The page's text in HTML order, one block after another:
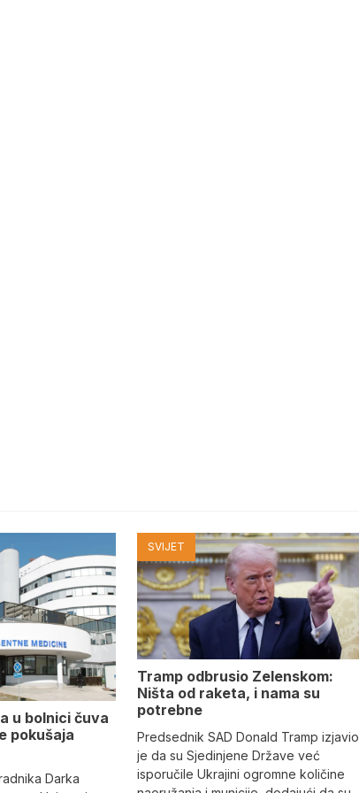
u bolnici čuva
pokušaja
Darka
SVIJET
Tramp odbrusio Zelenskom:
Ništa od raketa, i nama su
potrebne
Predsednik SAD Donald Tramp izjavio
je da su Sjedinjene Države već
isporučile Ukrajini ogromne količine